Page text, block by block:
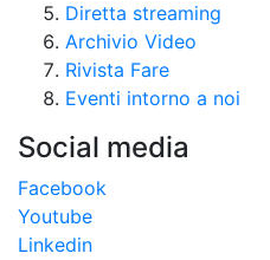
Diretta streaming
Archivio Video
Rivista Fare
Eventi intorno a noi
Social media
Facebook
Youtube
Linkedin